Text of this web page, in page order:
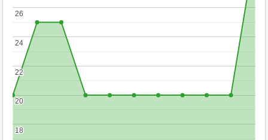
18
18
20
20
22
22
24
24
26
26